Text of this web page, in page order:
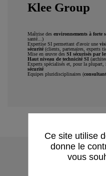
Klee Group
Maîtrise des environnements à forte
santé...)
Expertise SI permettant d'avoir une
sécurité (clients, partenaires, experts
Mise en œuvre des SI sécurisés par
Haut niveau de technicité SI
Experts spécialisés et, pour la plupart,
sécurité
Equipes pluridisciplinaires (
Ce site utilise
donne le
vous